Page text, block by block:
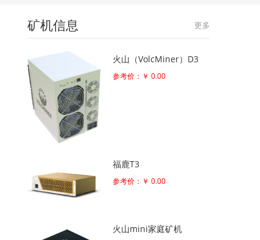
更多
矿机信息
火山（VolcMiner）D3
参考价：￥ 0.00
福鹿T3
参考价：￥ 0.00
火山mini家庭矿机